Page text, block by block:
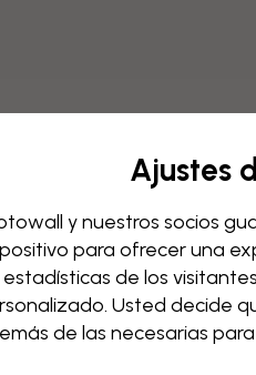
PVC Suministrados en
Ajustes
y nuestros socios
para ofrecer una
estadísticas de los
Usted decide
de las necesarias